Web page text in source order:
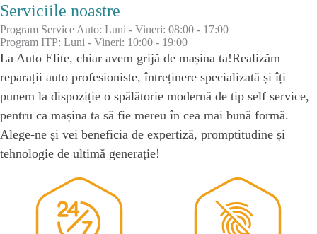
Serviciile noastre
Program Service Auto: Luni - Vineri: 08:00 - 17:00
Program ITP: Luni - Vineri: 10:00 - 19:00
La Auto Elite, chiar avem grijă de mașina ta!Realizăm
reparații auto profesioniste, întreținere specializată și îți
punem la dispoziție o spălătorie modernă de tip self service,
pentru ca mașina ta să fie mereu în cea mai bună formă.
Alege-ne și vei beneficia de expertiză, promptitudine și
tehnologie de ultimă generație!